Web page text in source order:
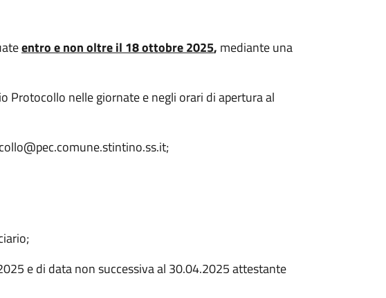
entro e non oltre il 18 ottobre 2025, mediante una
Protocollo nelle giornate e negli orari di apertura al
e di data non successiva al 30.04.2025 attestante